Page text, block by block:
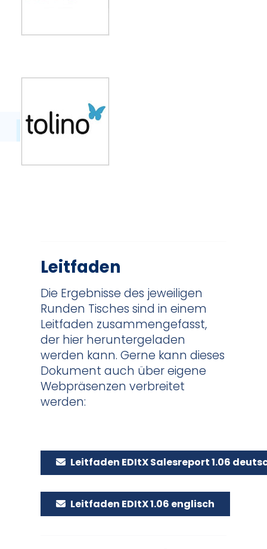
Leitfaden
Die Ergebnisse des jeweiligen
Runden Tisches sind in einem
Leitfaden zusammengefasst,
der hier heruntergeladen
werden kann. Gerne kann dieses
Dokument auch über eigene
Webpräsenzen verbreitet
werden:
Leitfaden EDItX Salesreport 1.06
Leitfaden EDItX 1.06 englisch